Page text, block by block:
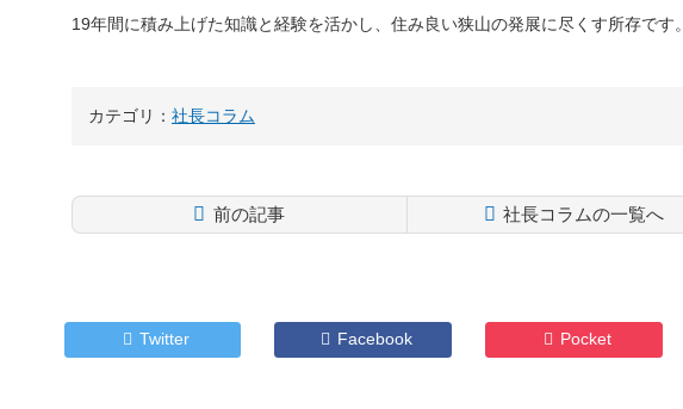
19年間に積み上げた知識と経験を活かし、住み良い狭山の発展に尽くす所存です。
カテゴリ： 社長コラム
前の記事 社長コラムの一覧へ
Twitter Facebook Pocket